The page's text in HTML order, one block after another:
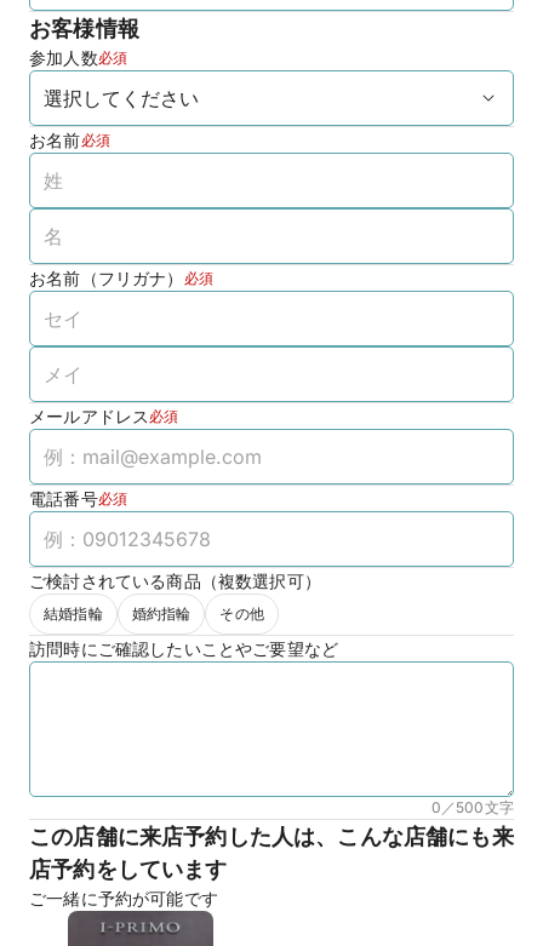
お客様情報
参加人数必須
お名前必須
お名前（フリガナ） 必須
メールアドレス 必須
電話番号必須
ご検討されている商品（複数選択可）
結婚指輪 婚約指輪 その他
訪問時にご確認したいことやご要望など
0／500文字
この店舗に来店予約した人は、こんな店舗にも来
店予約をしています
ご一緒に予約が可能です